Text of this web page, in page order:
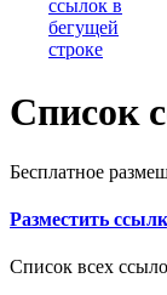
Список
Бесплатное
Разместить
Список всех